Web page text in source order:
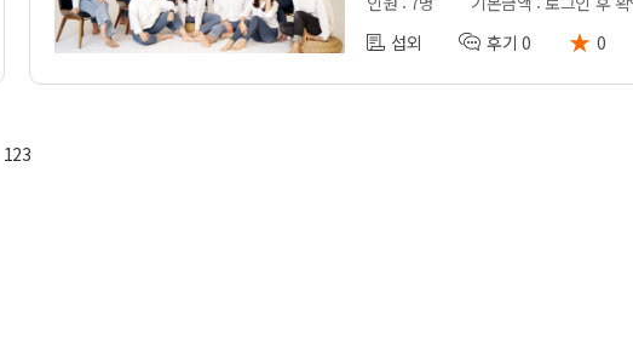
섭외
후기 0 ★ 0
123